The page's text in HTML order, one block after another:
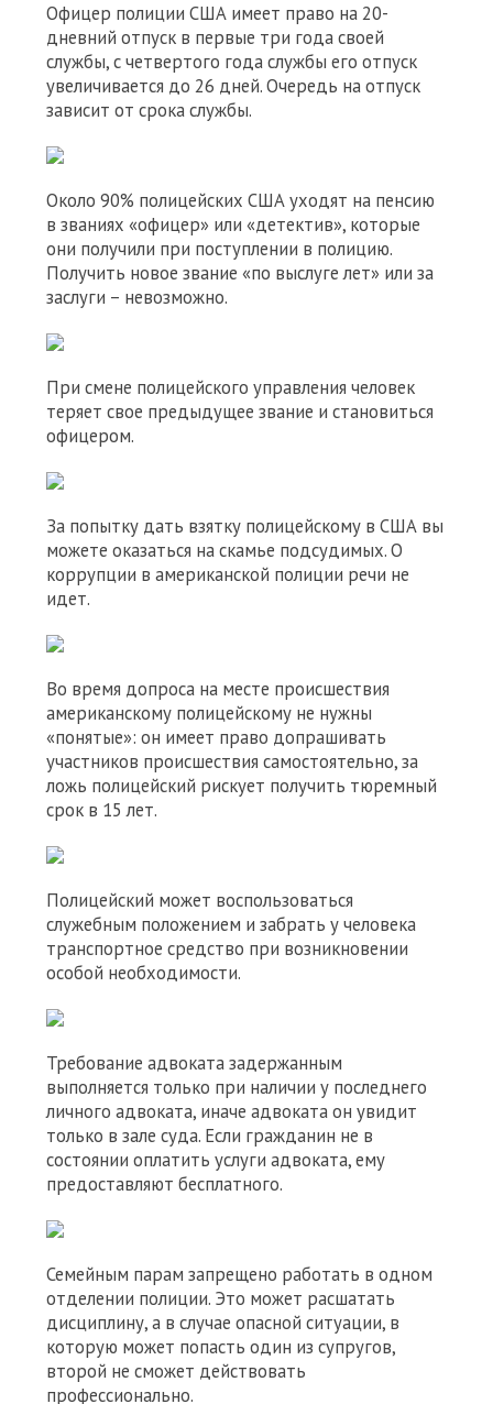
Офицер полиции США имеет право на 20-
дневний отпуск в первые три года своей
службы, с четвертого года службы его отпуск
увеличивается до 26 дней. Очередь на отпуск
зависит от срока службы.
Около 90% полицейских США уходят на пенсию
в званиях «офицер» или «детектив», которые
они получили при поступлении в полицию.
Получить новое звание «по выслуге лет» или за
заслуги – невозможно.
При смене полицейского управления человек
теряет свое предыдущее звание и становиться
офицером.
За попытку дать взятку полицейскому в США вы
можете оказаться на скамье подсудимых. О
коррупции в американской полиции речи не
идет.
Во время допроса на месте происшествия
американскому полицейскому не нужны
«понятые»: он имеет право допрашивать
участников происшествия самостоятельно, за
ложь полицейский рискует получить тюремный
срок в 15 лет.
Полицейский может воспользоваться
служебным положением и забрать у человека
транспортное средство при возникновении
особой необходимости.
Требование адвоката задержанным
выполняется только при наличии у последнего
личного адвоката, иначе адвоката он увидит
только в зале суда. Если гражданин не в
состоянии оплатить услуги адвоката, ему
предоставляют бесплатного.
Семейным парам запрещено работать в одном
отделении полиции. Это может расшатать
дисциплину, а в случае опасной ситуации, в
которую может попасть один из супругов,
второй не сможет действовать
профессионально.